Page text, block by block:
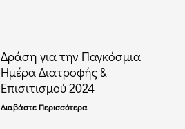
Δράση για την Παγκόσμια
Ημέρα Διατροφής &
Επισιτισμού 2024
Διαβάστε Περισσότερα